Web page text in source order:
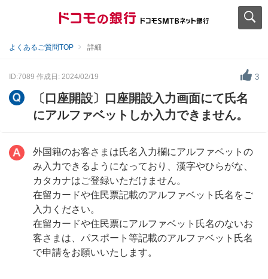
よくあるご質問TOP 詳細
ID:7089 作成日: 2024/02/19 3
〔口座開設〕口座開設入力画面にて氏名
にアルファベットしか入力できません。
外国籍のお客さまは氏名入力欄にアルファベットの
み入力できるようになっており、漢字やひらがな、
カタカナはご登録いただけません。
在留カードや住民票記載のアルファベット氏名をご
入力ください。
在留カードや住民票にアルファベット氏名のないお
客さまは、パスポート等記載のアルファベット氏名
で申請をお願いいたします。